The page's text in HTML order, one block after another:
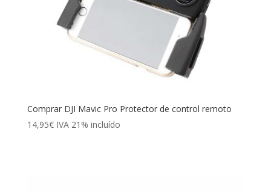
Comprar DJI Mavic Pro Protector de control remoto
14,95€ IVA 21% incluído